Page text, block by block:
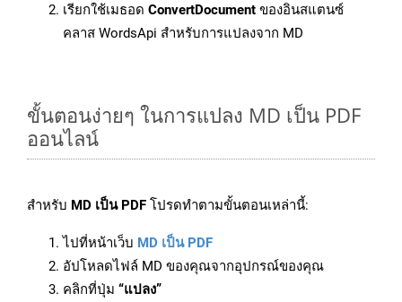
เรียกใช้เมธอด ConvertDocument ของอินสแตนซ์
คลาส WordsApi สำหรับการแปลงจาก MD
ขั้นตอนง่ายๆ ในการแปลง MD เป็น PDF
ออนไลน์
สำหรับ MD เป็น PDF โปรดทำตามขั้นตอนเหล่านี้:
ไปที่หน้าเว็บ MD เป็น PDF
อัปโหลดไฟล์ MD ของคุณจากอุปกรณ์ของคุณ
คลิกที่ปุ่ม “แปลง”